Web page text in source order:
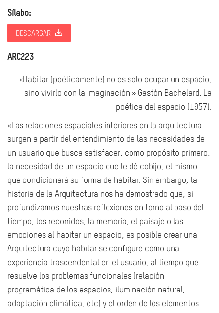
Sílabo:
DESCARGAR
ARC223
«Habitar (poéticamente) no es solo ocupar un espacio,
sino vivirlo con la imaginación.» Gastón Bachelard. La
poética del espacio (1957).
«Las relaciones espaciales interiores en la arquitectura
surgen a partir del entendimiento de las necesidades de
un usuario que busca satisfacer, como propósito primero,
la necesidad de un espacio que le dé cobijo, el mismo
que condicionará su forma de habitar. Sin embargo, la
historia de la Arquitectura nos ha demostrado que, si
profundizamos nuestras reflexiones en torno al paso del
tiempo, los recorridos, la memoria, el paisaje o las
emociones al habitar un espacio, es posible crear una
Arquitectura cuyo habitar se configure como una
experiencia trascendental en el usuario, al tiempo que
resuelve los problemas funcionales (relación
programática de los espacios, iluminación natural,
adaptación climática, etc) y el orden de los elementos